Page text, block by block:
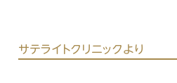
サテライトクリニックより